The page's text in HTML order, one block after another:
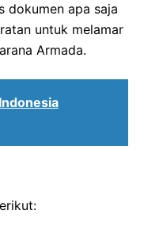
dokumen apa saja
untuk melamar
Armada.